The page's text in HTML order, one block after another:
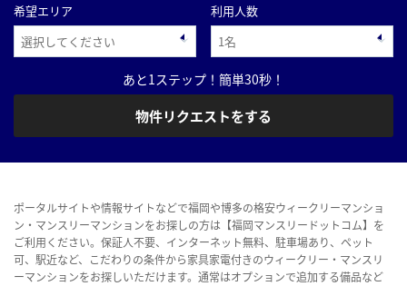
希望エリア
利用人数
あと1ステップ！簡単30秒！
物件リクエストをする
ポータルサイトや情報サイトなどで福岡や博多の格安ウィークリーマンショ
ン・マンスリーマンションをお探しの方は【福岡マンスリードットコム】を
ご利用ください。保証人不要、インターネット無料、駐車場あり、ペット
可、駅近など、こだわりの条件から家具家電付きのウィークリー・マンスリ
ーマンションをお探しいただけます。通常はオプションで追加する備品など